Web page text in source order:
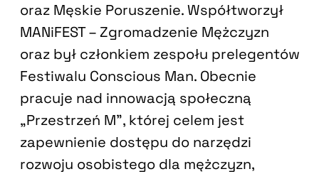
oraz Męskie Poruszenie. Współtworzył
MANiFEST – Zgromadzenie Mężczyzn
oraz był członkiem zespołu prelegentów
Festiwalu Conscious Man. Obecnie
pracuje nad innowacją społeczną
„Przestrzeń M”, której celem jest
zapewnienie dostępu do narzędzi
rozwoju osobistego dla mężczyzn,